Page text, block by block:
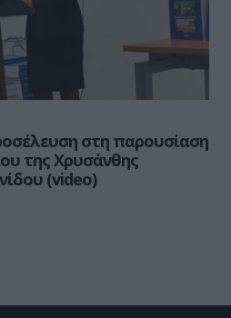
στη παρουσίαση
της Χρυσάνθης
(video)